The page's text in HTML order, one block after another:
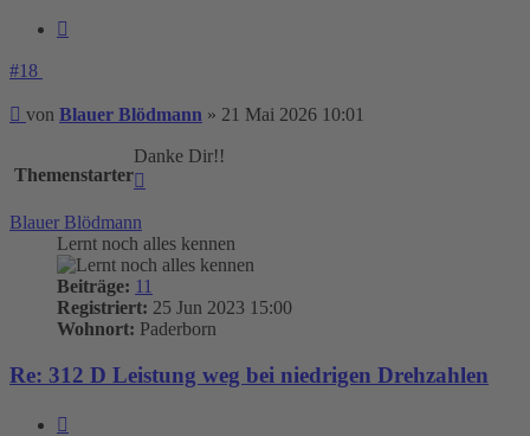
#18
Beitrag
von Blauer Blödmann » 21 Mai 2026 10:01
Themenstarter
Danke Dir!!
Blauer Blödmann
Lernt noch alles kennen
Beiträge: 11
Registriert: 25 Jun 2023 15:00
Wohnort: Paderborn
Re: 312 D Leistung weg bei niedrigen Drehzahlen